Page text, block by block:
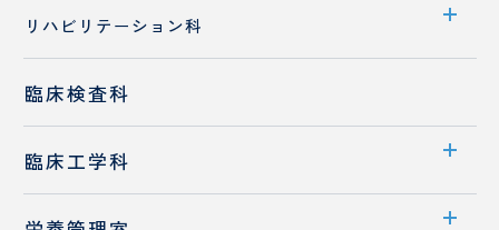
部門案内
入職をお考えの方へ
先輩職員へのQ&A
保険調剤薬局の皆様へ
リハビリテーション科
部門案内
業務内容
入職をお考えの方へ
臨床検査科
臨床工学科
部門案内